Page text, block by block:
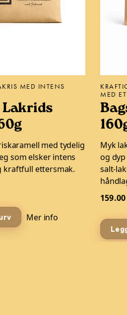
MED INTENS
med tydelig
som elsker intens
kraftfull ettersmak.
Mer info
MED
Myk
og
salt-
159.00